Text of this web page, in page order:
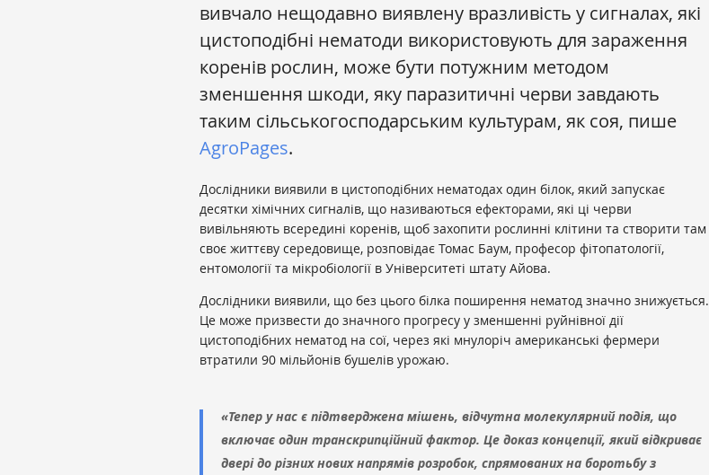
вивчало нещодавно виявлену вразливість у сигналах, які
цистоподібні нематоди використовують для зараження
коренів рослин, може бути потужним методом
зменшення шкоди, яку паразитичні черви завдають
таким сільськогосподарським культурам, як соя, пише
AgroPages.
Дослідники виявили в цистоподібних нематодах один білок, який запускає
десятки хімічних сигналів, що називаються ефекторами, які ці черви
вивільняють всередині коренів, щоб захопити рослинні клітини та створити там
своє життєву середовище, розповідає Томас Баум, професор фітопатології,
ентомології та мікробіології в Університеті штату Айова.
Дослідники виявили, що без цього білка поширення нематод значно знижується.
Це може призвести до значного прогресу у зменшенні руйнівної дії
цистоподібних нематод на сої, через які мнулоріч американські фермери
втратили 90 мільйонів бушелів урожаю.
«Тепер у нас є підтверджена мішень, відчутна молекулярний подія, що
включає один транскрипційний фактор. Це доказ концепції, який відкриває
двері до різних нових напрямів розробок, спрямованих на боротьбу з